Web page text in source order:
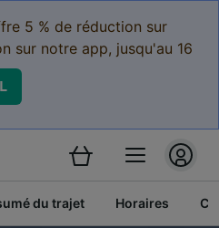
5 % de réduction sur
sur notre app, jusqu'au 16
du trajet Horaires